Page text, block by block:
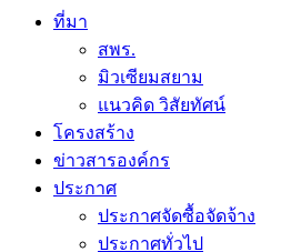
ที่มา
สพร.
มิวเซียมสยาม
แนวคิด วิสัยทัศน์
โครงสร้าง
ข่าวสารองค์กร
ประกาศ
ประกาศจัดซื้อจัดจ้าง
ประกาศทั่วไป